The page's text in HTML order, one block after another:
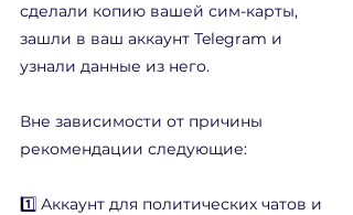
сделали копию вашей сим-карты,
зашли в ваш аккаунт Telegram и
узнали данные из него.
Вне зависимости от причины
рекомендации следующие:
1️⃣ Аккаунт для политических чатов и